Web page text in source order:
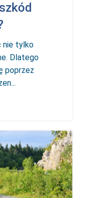
nie tylko
Dlatego
poprzez